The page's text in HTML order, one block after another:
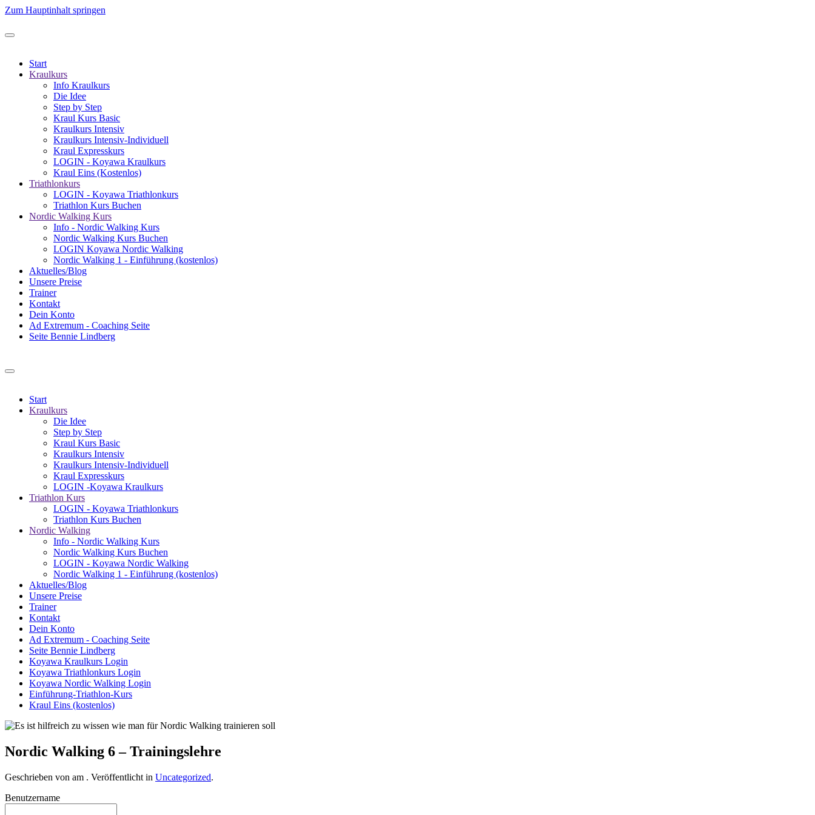
Zum Hauptinhalt springen
Start
Kraulkurs
Info Kraulkurs
Die Idee
Step by Step
Kraul Kurs Basic
Kraulkurs Intensiv
Kraulkurs Intensiv-Individuell
Kraul Expresskurs
LOGIN - Koyawa Kraulkurs
Kraul Eins (Kostenlos)
Triathlonkurs
LOGIN - Koyawa Triathlonkurs
Triathlon Kurs Buchen
Nordic Walking Kurs
Info - Nordic Walking Kurs
Nordic Walking Kurs Buchen
LOGIN Koyawa Nordic Walking
Nordic Walking 1 - Einführung (kostenlos)
Aktuelles/Blog
Unsere Preise
Trainer
Kontakt
Dein Konto
Ad Extremum - Coaching Seite
Seite Bennie Lindberg
Start
Kraulkurs
Die Idee
Step by Step
Kraul Kurs Basic
Kraulkurs Intensiv
Kraulkurs Intensiv-Individuell
Kraul Expresskurs
LOGIN -Koyawa Kraulkurs
Triathlon Kurs
LOGIN - Koyawa Triathlonkurs
Triathlon Kurs Buchen
Nordic Walking
Info - Nordic Walking Kurs
Nordic Walking Kurs Buchen
LOGIN - Koyawa Nordic Walking
Nordic Walking 1 - Einführung (kostenlos)
Aktuelles/Blog
Unsere Preise
Trainer
Kontakt
Dein Konto
Ad Extremum - Coaching Seite
Seite Bennie Lindberg
Koyawa Kraulkurs Login
Koyawa Triathlonkurs Login
Koyawa Nordic Walking Login
Einführung-Triathlon-Kurs
Kraul Eins (kostenlos)
Nordic Walking 6 – Trainingslehre
Geschrieben von am . Veröffentlicht in Uncategorized.
Benutzername